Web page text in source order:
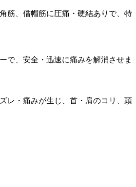
筋、僧帽筋に圧痛・硬結ありで、特
で、安全・迅速に痛みを解消させま
レ・痛みが生じ、首・肩のコリ、頭